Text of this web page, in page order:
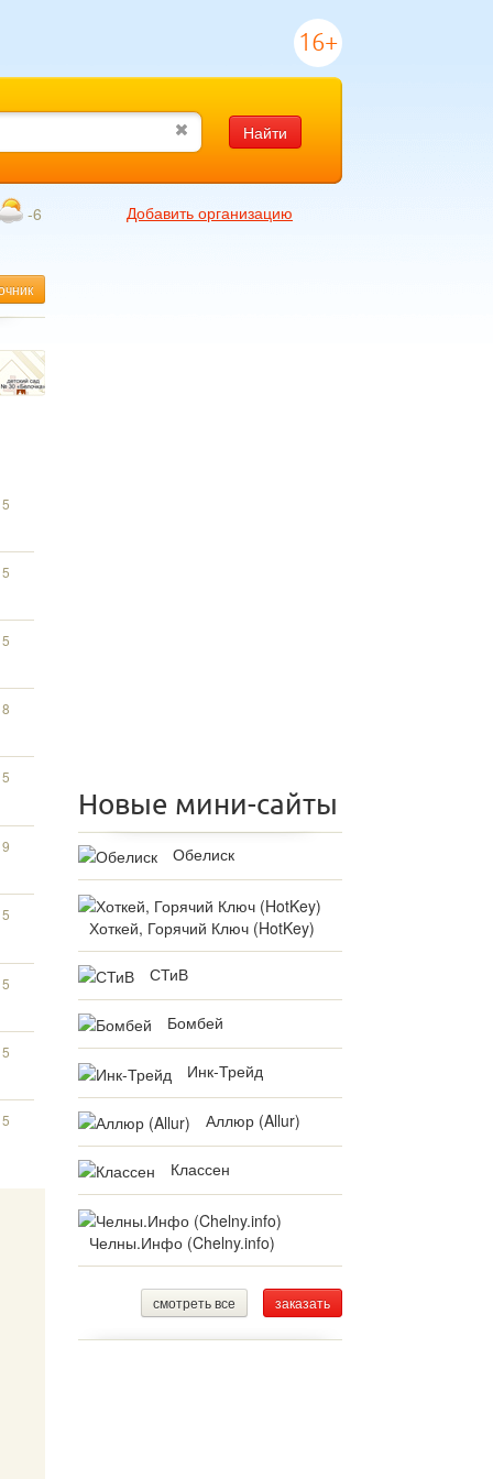
16+
Найти
-6
Добавить организацию
Новые мини-сайты
Обелиск
Хоткей, Горячий Ключ (HotKey)
СТиВ
Бомбей
Инк-Трейд
Аллюр (Allur)
Классен
Челны.Инфо (Chelny.info)
смотреть все заказать